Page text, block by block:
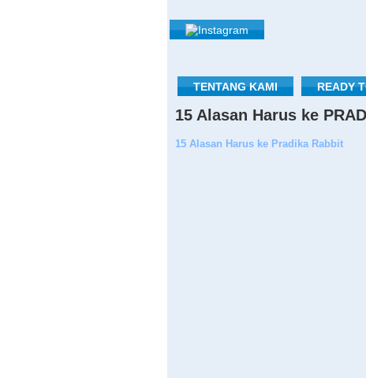
TENTANG KAMI READY
15 Alasan Harus ke
15 Alasan Harus ke Pradika Rabbit